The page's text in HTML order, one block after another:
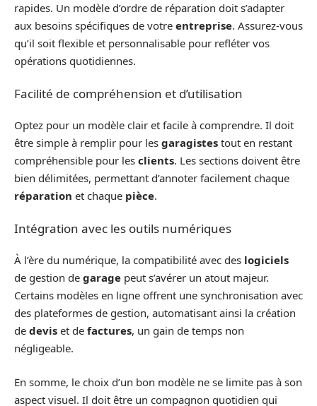
rapides. Un modèle d’ordre de réparation doit s’adapter
aux besoins spécifiques de votre entreprise. Assurez-vous
qu’il soit flexible et personnalisable pour refléter vos
opérations quotidiennes.
Facilité de compréhension et d’utilisation
Optez pour un modèle clair et facile à comprendre. Il doit
être simple à remplir pour les garagistes tout en restant
compréhensible pour les clients. Les sections doivent être
bien délimitées, permettant d’annoter facilement chaque
réparation et chaque pièce.
Intégration avec les outils numériques
À l’ère du numérique, la compatibilité avec des logiciels
de gestion de garage peut s’avérer un atout majeur.
Certains modèles en ligne offrent une synchronisation avec
des plateformes de gestion, automatisant ainsi la création
de devis et de factures, un gain de temps non
négligeable.
En somme, le choix d’un bon modèle ne se limite pas à son
aspect visuel. Il doit être un compagnon quotidien qui